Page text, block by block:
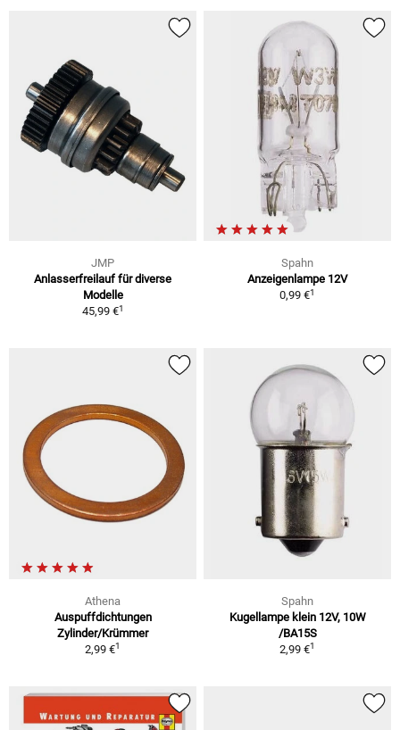
JMP
Anlasserfreilauf für diverse
Modelle
45,99 €1
Spahn
Anzeigenlampe 12V
0,99 €1
Athena
Auspuffdichtungen
Zylinder/Krümmer
2,99 €1
Spahn
Kugellampe klein 12V, 10W
/BA15S
2,99 €1